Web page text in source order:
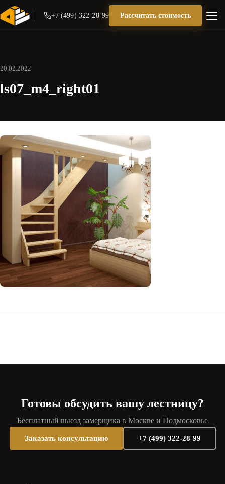
+7 (499) 322-28-99 Рассчитать стоимость
20.02.2022
ls07_m4_right01
Готовы обсудить вашу лестницу?
Бесплатный выезд замерщика в Москве и Подмосковье
Заказать консультацию +7 (499) 322-28-99